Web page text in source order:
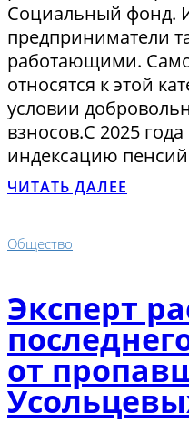
Социальный фонд.
предприниматели
работающими.
относятся к этой
условии
взносов.С 2025
индексацию
ЧИТАТЬ ДАЛЕЕ
Общество
Эксперт
от